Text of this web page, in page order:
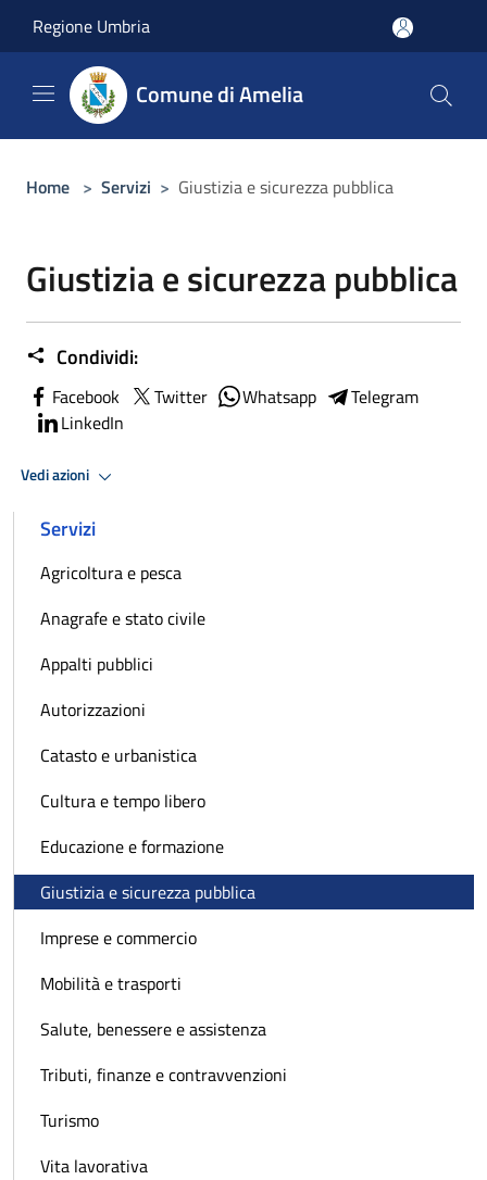
Regione Umbria
Comune di Amelia
Home > Servizi > Giustizia e sicurezza pubblica
Giustizia e sicurezza pubblica
Condividi:
Facebook Twitter Whatsapp
Telegram
LinkedIn
Vedi azioni
Servizi
Agricoltura e pesca
Anagrafe e stato civile
Appalti pubblici
Autorizzazioni
Catasto e urbanistica
Cultura e tempo libero
Educazione e formazione
Giustizia e sicurezza pubblica
Imprese e commercio
Mobilità e trasporti
Salute, benessere e assistenza
Tributi, finanze e contravvenzioni
Turismo
Vita lavorativa